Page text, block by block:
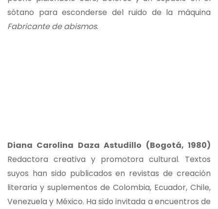
sótano para esconderse del ruido de la máquina
Fabricante de abismos.
Diana Carolina Daza Astudillo (Bogotá, 1980)
Redactora creativa y promotora cultural. Textos
suyos han sido publicados en revistas de creación
literaria y suplementos de Colombia, Ecuador, Chile,
Venezuela y México. Ha sido invitada a encuentros de